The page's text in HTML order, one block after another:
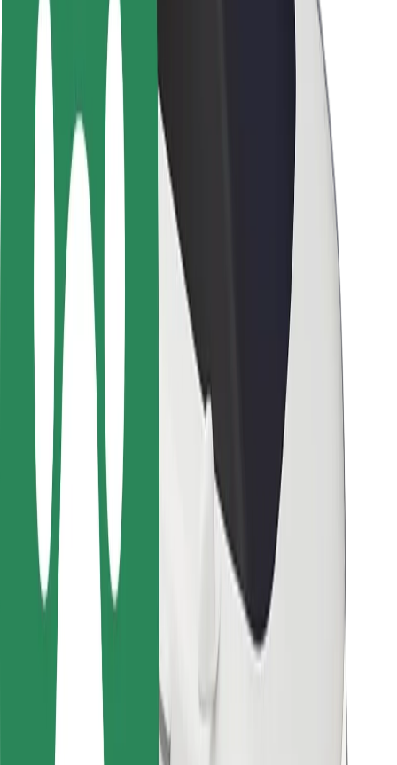
Seguridad para conductores
Seguridad para patinetes
Laboratorio de seguridad
Ciudades
Dónde estamos
Soluciones para las ciudades
Aeropuertos
Estaciones de carga de Bolt
Soporte
Para usuarios
Para conductores
Para repartidores
Bolt Food
Para propietarios de flota
Para restaurantes
Bolt para empresas
Otros
Proveedores
Términos y Condiciones
Cookies
Consigue un viaje en minutos
Descargar la app de Bolt